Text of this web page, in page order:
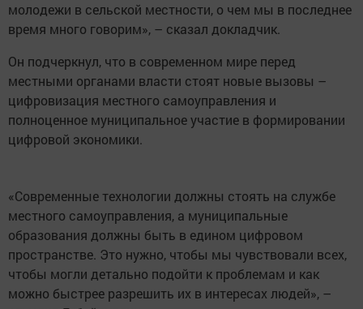
молодежи в сельской местности, о чем мы в последнее
время много говорим», – сказал докладчик.
Он подчеркнул, что в современном мире перед
местными органами власти стоят новые вызовы –
цифровизация местного самоуправления и
полноценное муниципальное участие в формировании
цифровой экономики.
«Современные технологии должны стоять на службе
местного самоуправления, а муниципальные
образования должны быть в едином цифровом
пространстве. Это нужно, чтобы мы чувствовали всех,
чтобы могли детально подойти к проблемам и как
можно быстрее разрешить их в интересах людей», –